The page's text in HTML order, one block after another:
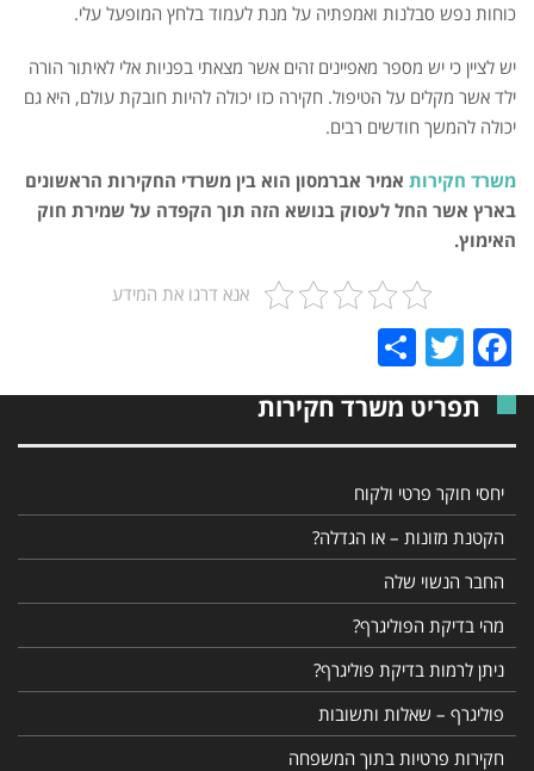
כוחות נפש סבלנות ואמפתיה על מנת לעמוד בלחץ המופעל עלי.
יש לציין כי יש מספר מאפיינים זהים אשר מצאתי בפניות אלי לאיתור הורה
ילד אשר מקלים על הטיפול. חקירה כזו יכולה להיות חובקת עולם, היא גם
יכולה להמשך חודשים רבים.
משרד חקירות אמיר אברמסון הוא בין משרדי החקירות הראשונים
בארץ אשר החל לעסוק בנושא הזה תוך הקפדה על שמירת חוק
האימוץ.
אנא דרגו את המידע
Facebook
Twitter
תפריט משרד חקירות
יחסי חוקר פרטי ולקוח
הקטנת מזונות – או הגדלה?
החבר הנשוי שלה
מהי בדיקת הפוליגרף?
ניתן לרמות בדיקת פוליגרף?
פוליגרף – שאלות ותשובות
חקירות פרטיות בתוך המשפחה